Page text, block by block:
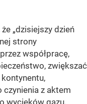
„dzisiejszy dzień
strony
współpracę,
zwiększać
czynienia z aktem